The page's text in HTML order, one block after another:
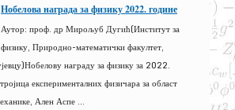
Нобелова награда за физику 2022. године
Аутор: проф. др Мирољуб Дугић(Институт за
физику, Природно-математички факултет,
награду за физику за 2022.
експерименталних физичара за област
Ален Аспе ...